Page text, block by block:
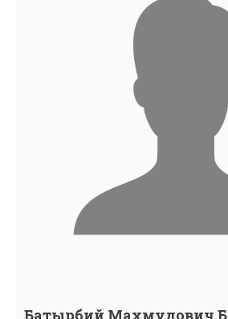
Батырбий Махмудович